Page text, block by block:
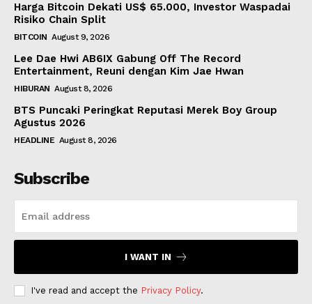
Harga Bitcoin Dekati US$ 65.000, Investor Waspadai
Risiko Chain Split
BITCOIN August 9, 2026
Lee Dae Hwi AB6IX Gabung Off The Record
Entertainment, Reuni dengan Kim Jae Hwan
HIBURAN August 8, 2026
BTS Puncaki Peringkat Reputasi Merek Boy Group
Agustus 2026
HEADLINE August 8, 2026
Subscribe
I WANT IN
I've read and accept the Privacy Policy.